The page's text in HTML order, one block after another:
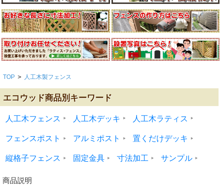
TOP > 人工木製フェンス
エコウッド商品別キーワード
人工木フェンス 人工木デッキ 人工木ラティス
フェンスポスト アルミポスト 置くだけデッキ
縦格子フェンス 固定金具 寸法加工 サンプル
商品説明